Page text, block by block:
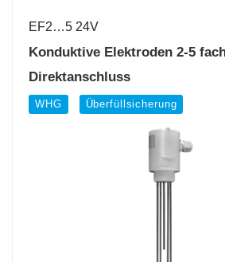
EF2…5 24V
Konduktive Elektroden 2-5
Direktanschluss
WHG Überfüllsicherung